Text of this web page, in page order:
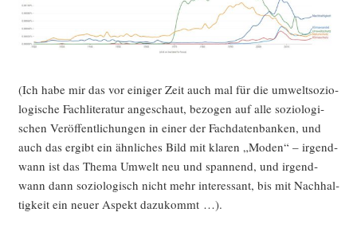
(Ich habe mir das vor eini­ger Zeit auch mal für die umwelt­so­zio­
lo­gi­sche Fach­li­te­ra­tur ange­schaut, bezo­gen auf alle sozio­lo­gi­
schen Ver­öf­fent­li­chun­gen in einer der Fach­da­ten­ban­ken, und
auch das ergibt ein ähn­li­ches Bild mit kla­ren „Moden“ – irgend­
wann ist das The­ma Umwelt neu und span­nend, und irgend­
wann dann sozio­lo­gisch nicht mehr inter­es­sant, bis mit Nach­hal­
tig­keit ein neu­er Aspekt dazukommt …).